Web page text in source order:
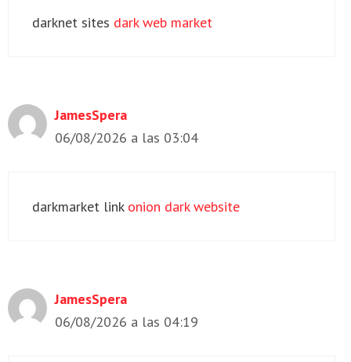
darknet sites dark web market
JamesSpera
06/08/2026 a las 03:04
darkmarket link onion dark website
JamesSpera
06/08/2026 a las 04:19